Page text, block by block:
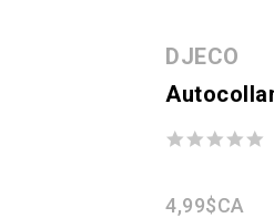
DJECO
4,99$CA